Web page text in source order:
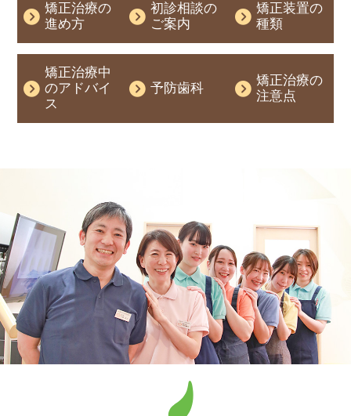
矯正治療の
進め方
初診相談の
ご案内
矯正装置の
種類
矯正治療中
のアドバイ
ス
予防歯科
矯正治療の
注意点